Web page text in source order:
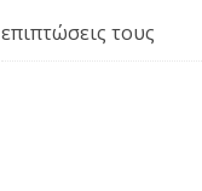
επιπτώσεις τους